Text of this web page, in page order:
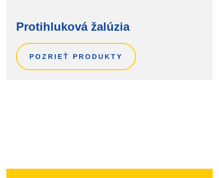
Protihluková žalúzia
POZRIEŤ PRODUKTY